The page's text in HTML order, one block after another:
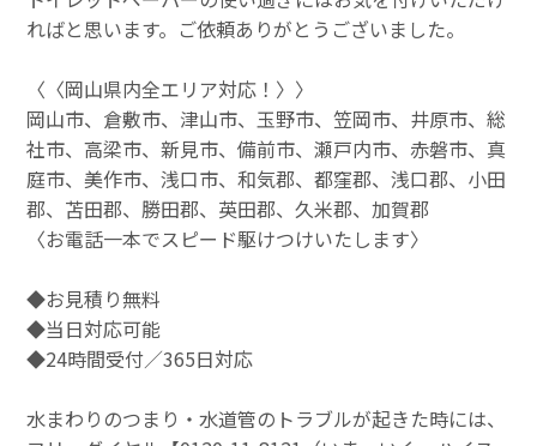
ればと思います。ご依頼ありがとうございました。
〈〈岡山県内全エリア対応！〉〉
岡山市、倉敷市、津山市、玉野市、笠岡市、井原市、総
社市、高梁市、新見市、備前市、瀬戸内市、赤磐市、真
庭市、美作市、浅口市、和気郡、都窪郡、浅口郡、小田
郡、苫田郡、勝田郡、英田郡、久米郡、加賀郡
〈お電話一本でスピード駆けつけいたします〉
◆お見積り無料
◆当日対応可能
◆24時間受付／365日対応
水まわりのつまり・水道管のトラブルが起きた時には、